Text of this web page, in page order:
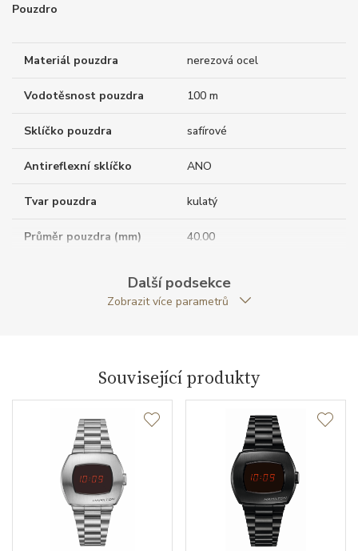
Pouzdro
Materiál pouzdra nerezová ocel
Vodotěsnost pouzdra 100 m
Sklíčko pouzdra safírové
Antireflexní sklíčko ANO
Tvar pouzdra kulatý
Průměr pouzdra (mm) 40.00
automatický nátah
Datumovka
Sekundová ručka
Chronograf
Další podsekce
Zobrazit více parametrů
Související produkty